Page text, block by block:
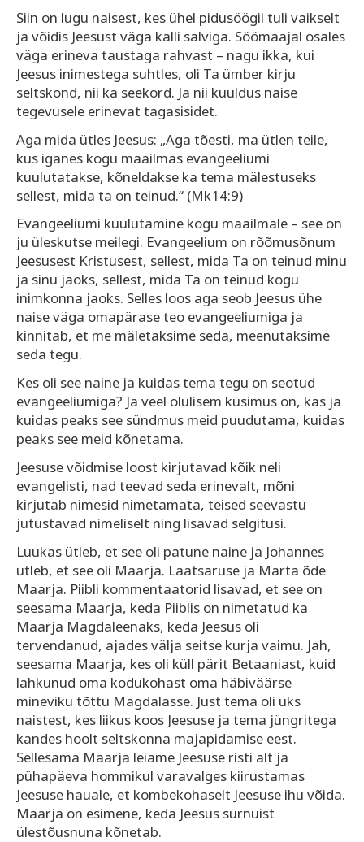
Siin on lugu naisest, kes ühel pidusöögil tuli vaikselt
ja võidis Jeesust väga kalli salviga. Söömaajal osales
väga erineva taustaga rahvast – nagu ikka, kui
Jeesus inimestega suhtles, oli Ta ümber kirju
seltskond, nii ka seekord. Ja nii kuuldus naise
tegevusele erinevat tagasisidet.
Aga mida ütles Jeesus: „Aga tõesti, ma ütlen teile,
kus iganes kogu maailmas evangeeliumi
kuulutatakse, kõneldakse ka tema mälestuseks
sellest, mida ta on teinud.“ (Mk14:9)
Evangeeliumi kuulutamine kogu maailmale – see on
ju üleskutse meilegi. Evangeelium on rõõmusõnum
Jeesusest Kristusest, sellest, mida Ta on teinud minu
ja sinu jaoks, sellest, mida Ta on teinud kogu
inimkonna jaoks. Selles loos aga seob Jeesus ühe
naise väga omapärase teo evangeeliumiga ja
kinnitab, et me mäletaksime seda, meenutaksime
seda tegu.
Kes oli see naine ja kuidas tema tegu on seotud
evangeeliumiga? Ja veel olulisem küsimus on, kas ja
kuidas peaks see sündmus meid puudutama, kuidas
peaks see meid kõnetama.
Jeesuse võidmise loost kirjutavad kõik neli
evangelisti, nad teevad seda erinevalt, mõni
kirjutab nimesid nimetamata, teised seevastu
jutustavad nimeliselt ning lisavad selgitusi.
Luukas ütleb, et see oli patune naine ja Johannes
ütleb, et see oli Maarja. Laatsaruse ja Marta õde
Maarja. Piibli kommentaatorid lisavad, et see on
seesama Maarja, keda Piiblis on nimetatud ka
Maarja Magdaleenaks, keda Jeesus oli
tervendanud, ajades välja seitse kurja vaimu. Jah,
seesama Maarja, kes oli küll pärit Betaaniast, kuid
lahkunud oma kodukohast oma häbiväärse
mineviku tõttu Magdalasse. Just tema oli üks
naistest, kes liikus koos Jeesuse ja tema jüngritega
kandes hoolt seltskonna majapidamise eest.
Sellesama Maarja leiame Jeesuse risti alt ja
pühapäeva hommikul varavalges kiirustamas
Jeesuse hauale, et kombekohaselt Jeesuse ihu võida.
Maarja on esimene, keda Jeesus surnuist
ülestõusnuna kõnetab.